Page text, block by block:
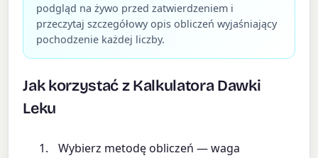
podgląd na żywo przed zatwierdzeniem i
przeczytaj szczegółowy opis obliczeń wyjaśniający
pochodzenie każdej liczby.
Jak korzystać z Kalkulatora Dawki
Leku
Wybierz metodę obliczeń — waga